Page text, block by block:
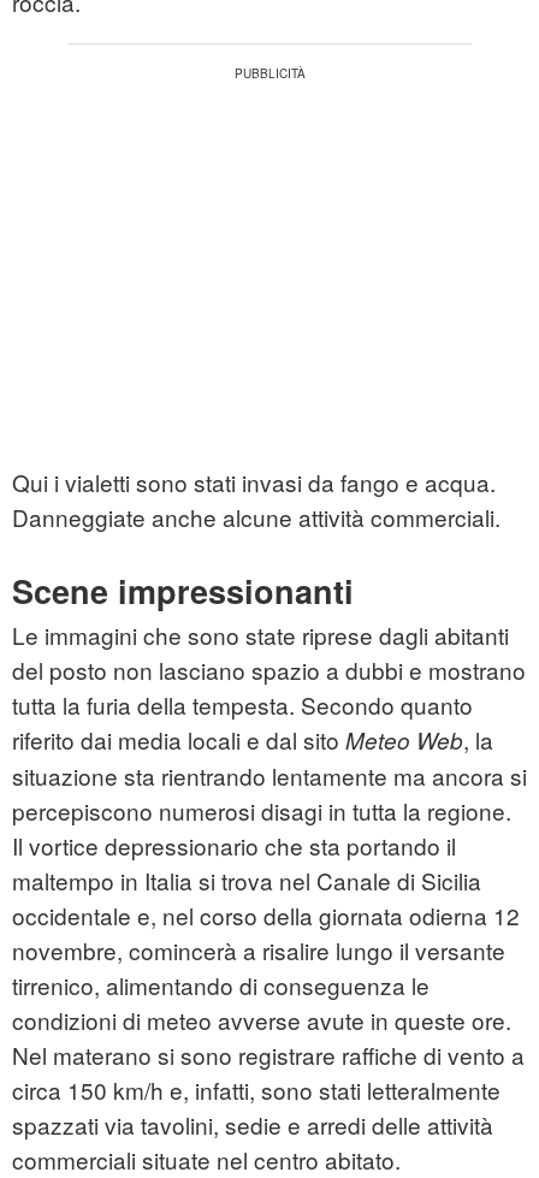
Qui i vialetti sono stati invasi da fango e acqua.
Danneggiate anche alcune attività commerciali.
Scene impressionanti
Le immagini che sono state riprese dagli abitanti
del posto non lasciano spazio a dubbi e mostrano
tutta la furia della tempesta. Secondo quanto
riferito dai media locali e dal sito Meteo Web, la
situazione sta rientrando lentamente ma ancora si
percepiscono numerosi disagi in tutta la regione.
Il vortice depressionario che sta portando il
maltempo in Italia si trova nel Canale di Sicilia
occidentale e, nel corso della giornata odierna 12
novembre, comincerà a risalire lungo il versante
tirrenico, alimentando di conseguenza le
condizioni di meteo avverse avute in queste ore.
Nel materano si sono registrare raffiche di vento a
circa 150 km/h e, infatti, sono stati letteralmente
spazzati via tavolini, sedie e arredi delle attività
commerciali situate nel centro abitato.